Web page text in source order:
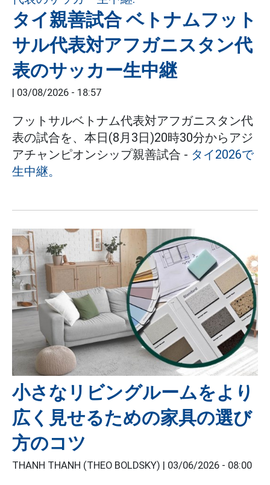
タイ親善試合 ベトナムフット
サル代表対アフガニスタン代
表のサッカー生中継
| 03/08/2026 - 18:57
フットサルベトナム代表対アフガニスタン代
表の試合を、本日(8月3日)20時30分からアジ
アチャンピオンシップ親善試合 - タイ2026で
生中継。
小さなリビングルームをより
広く見せるための家具の選び
方のコツ
THANH THANH (THEO BOLDSKY) | 03/06/2026 - 08:00